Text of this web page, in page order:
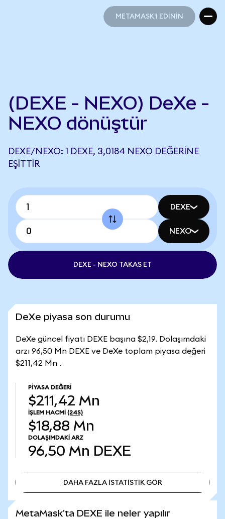
METAMASK'I EDİNİN
(DEXE - NEXO) DeXe -
NEXO dönüştür
DEXE/NEXO: 1 DEXE, 3,0184 NEXO DEĞERINE
EŞITTIR
DEXE
NEXO
DEXE - NEXO TAKAS ET
DeXe piyasa son durumu
DeXe güncel fiyatı DEXE başına $2,19. Dolaşımdaki
arzı 96,50 Mn DEXE ve DeXe toplam piyasa değeri
$211,42 Mn .
PIYASA DEĞERI
$211,42 Mn
İŞLEM HACMI (24S)
$18,88 Mn
DOLAŞIMDAKI ARZ
96,50 Mn DEXE
DAHA FAZLA İSTATİSTİK GÖR
MetaMask'ta DEXE ile neler yapılır